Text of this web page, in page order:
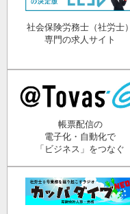
社会保険労務士（社労士）
専門の求人サイト
帳票配信の
電子化・自動化で
「ビジネス」をつなぐ